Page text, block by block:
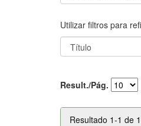
Utilizar filtros para
Result./Pág.
Resultado 1-1 de